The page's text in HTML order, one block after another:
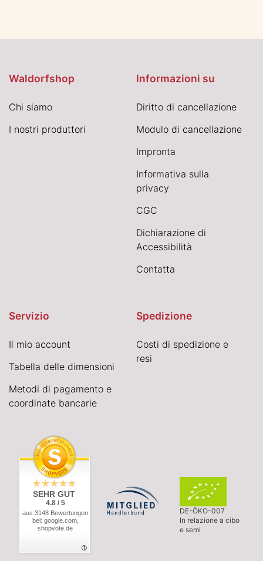
Waldorfshop
Chi siamo
I nostri produttori
Informazioni su
Diritto di cancellazione
Modulo di cancellazione
Impronta
Informativa sulla
privacy
CGC
Dichiarazione di
Accessibilità
Contatta
Servizio
Il mio account
Tabella delle dimensioni
Metodi di pagamento e
coordinate bancarie
Spedizione
Costi di spedizione e
resi
SEHR GUT
4.8 / 5
aus 3148 Bewertungen
bei: google.com,
shopvote.de
DE-ÖKO-007
In relazione a cibo
e semi